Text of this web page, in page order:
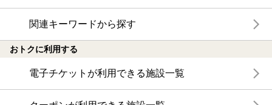
関連キーワードから探す
おトクに利用する
電子チケットが利用できる施設一覧